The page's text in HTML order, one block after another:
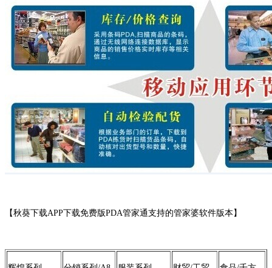
【秋葵下载APP下载免费版PDA管家通支持的管家婆软件版本】